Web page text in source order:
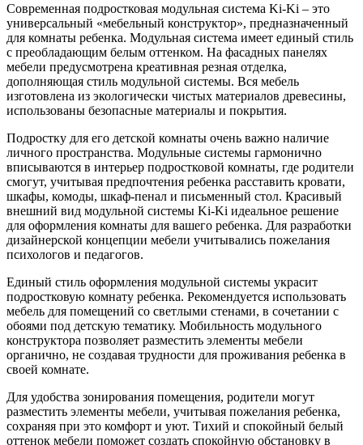
Современная подростковая модульная система Ki-Ki – это
универсальный «мебельный конструктор», предназначенный
для комнаты ребенка. Модульная система имеет единый стиль
с преобладающим белым оттенком. На фасадных панелях
мебели предусмотрена креативная резная отделка,
дополняющая стиль модульной системы. Вся мебель
изготовлена из экологически чистых материалов древесины,
использованы безопасные материалы и покрытия.
Подростку для его детской комнаты очень важно наличие
личного пространства. Модульные системы гармонично
вписываются в интерьер подростковой комнаты, где родители
смогут, учитывая предпочтения ребенка расставить кровати,
шкафы, комоды, шкаф-пенал и письменный стол. Красивый
внешний вид модульной системы Ki-Ki идеальное решение
для оформления комнаты для вашего ребенка. Для разработки
дизайнерской концепции мебели учитывались пожелания
психологов и педагогов.
Единый стиль оформления модульной системы украсит
подростковую комнату ребенка. Рекомендуется использовать
мебель для помещений со светлыми стенами, в сочетании с
обоями под детскую тематику. Мобильность модульного
конструктора позволяет разместить элементы мебели
органично, не создавая трудности для проживания ребенка в
своей комнате.
Для удобства зонирования помещения, родители могут
разместить элементы мебели, учитывая пожелания ребенка,
сохраняя при это комфорт и уют. Тихий и спокойный белый
оттенок мебели поможет создать спокойную обстановку в